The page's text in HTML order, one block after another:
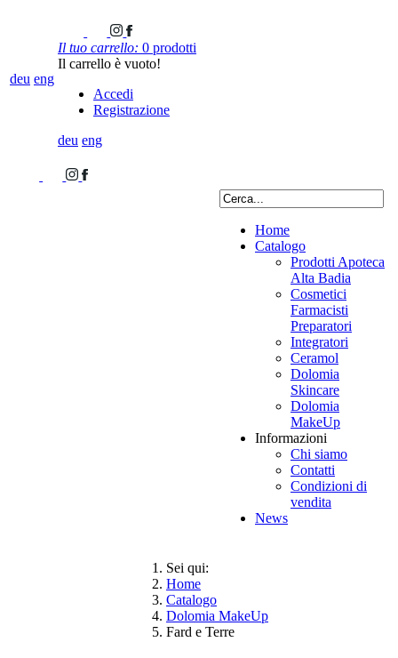
deu eng
Il tuo carrello: 0 prodotti
Il carrello è vuoto!
Accedi
Registrazione
deu eng
Home
Catalogo
Prodotti Apoteca
Alta Badia
Cosmetici
Farmacisti
Preparatori
Integratori
Ceramol
Dolomia
Skincare
Dolomia
MakeUp
Informazioni
Chi siamo
Contatti
Condizioni di
vendita
News
Sei qui:
Home
Catalogo
Dolomia MakeUp
Fard e Terre